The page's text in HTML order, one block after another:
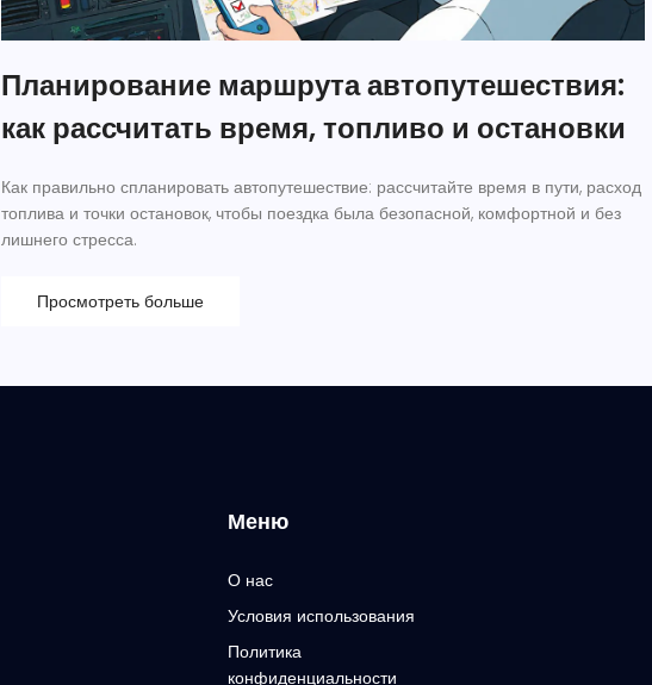
Планирование маршрута автопутешествия:
как рассчитать время, топливо и остановки
Как правильно спланировать автопутешествие: рассчитайте время в пути, расход
топлива и точки остановок, чтобы поездка была безопасной, комфортной и без
лишнего стресса.
Просмотреть больше
Меню
О нас
Условия использования
Политика
конфиденциальности